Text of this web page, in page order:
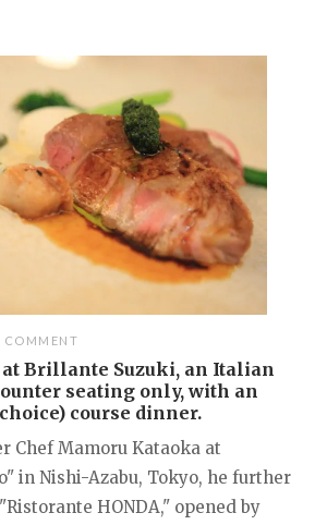
COMMENT
at Brillante Suzuki, an Italian
seating only, with an
course dinner.
Chef Mamoru Kataoka at
in Nishi-Azabu, Tokyo, he further
HONDA," opened by